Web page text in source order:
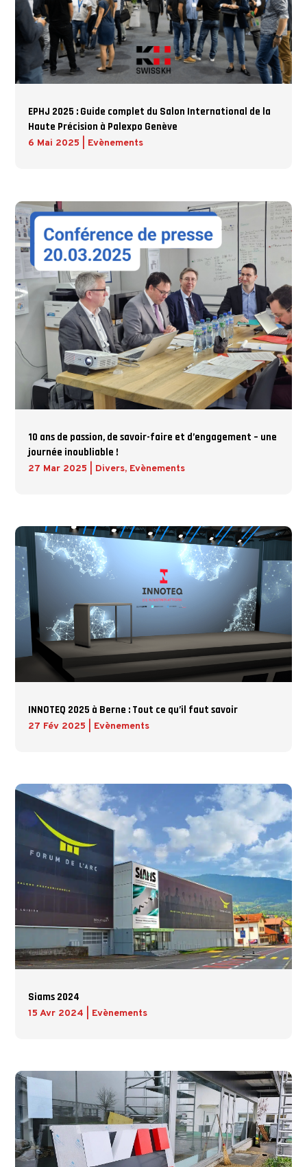
EPHJ 2025 : Guide complet du Salon International de la
Haute Précision à Palexpo Genève
6 Mai 2025 Evènements
10 ans de passion, de savoir-faire et d’engagement – une
journée inoubliable !
27 Mar 2025 Divers, Evènements
INNOTEQ 2025 à Berne : Tout ce qu’il faut savoir
27 Fév 2025 Evènements
Siams 2024
15 Avr 2024 Evènements